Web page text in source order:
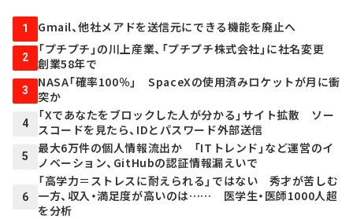
1 Gmail、他社メアドを送信元にできる機能を廃止へ
2
「プチプチ」の川上産業、「プチプチ株式会社」に社名変更
創業58年で
3
NASA「確率100％」 SpaceXの使用済みロケットが月に衝
突か
4
「Xであなたをブロックした人が分かる」サイト拡散 ソー
スコードを見たら、IDとパスワード外部送信
5
最大6万件の個人情報流出か 「ITトレンド」など運営のイ
ノベーション、GitHubの認証情報漏えいで
6
「高学力＝ストレスに耐えられる」ではない 秀才が苦しむ
一方、収入・満足度が高いのは…… 医学生・医師1000人超
を分析